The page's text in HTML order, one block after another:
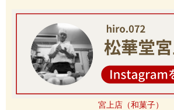
宮上店（和菓子）